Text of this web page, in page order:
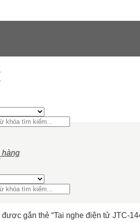
hàng
gắn thẻ “Tai nghe điện tử JTC-